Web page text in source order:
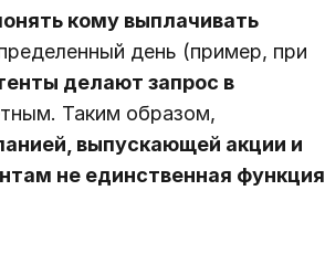
кому выплачивать
день (пример, при
делают запрос в
Таким образом,
выпускающей акции и
не единственная функция